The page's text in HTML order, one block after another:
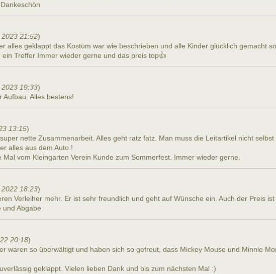
21:52)
alles geklappt das Kostüm war wie beschrieben und alle Kinder glücklich gemacht
Treffer Immer wieder gerne und das preis top👍
19:33)
Aufbau. Alles bestens!
13:15)
nette Zusammenarbeit. Alles geht ratz fatz. Man muss die Leitartikel nicht
alles aus dem Auto.!
vom Kleingarten Verein Kunde zum Sommerfest. Immer wieder gerne.
18:23)
Verleiher mehr. Er ist sehr freundlich und geht auf Wünsche ein. Auch der Preis ist
und Abgabe
20:18)
waren so überwältigt und haben sich so gefreut, dass Mickey Mouse und Minnie
geklappt. Vielen lieben Dank und bis zum nächsten Mal :)